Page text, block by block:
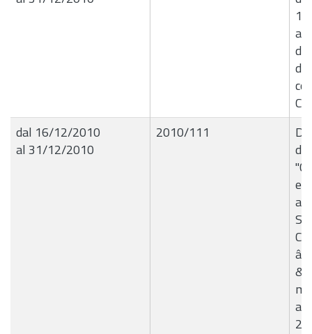
al
di
dal 16/12/2010
al 31/12/2010
2010/111
e
&